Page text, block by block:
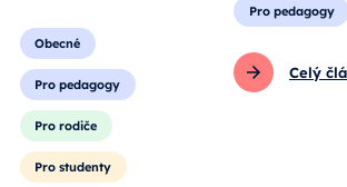
Obecné
Pro pedagogy
Pro rodiče
Pro studenty
Pro pedagogy
Celý